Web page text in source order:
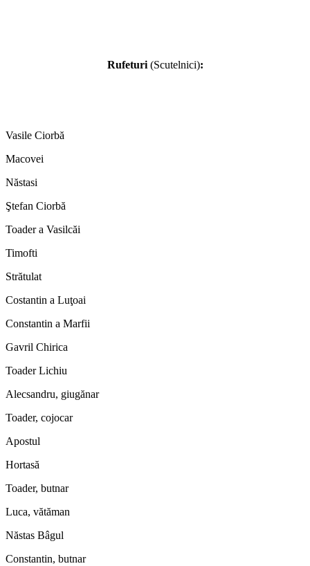
Rufeturi (Scutelnici):
Vasile Ciorbă
Macovei
Năstasi
Ştefan Ciorbă
Toader a Vasilcăi
Timofti
Strătulat
Costantin a Luţoai
Constantin a Marfii
Gavril Chirica
Toader Lichiu
Alecsandru, giugănar
Toader, cojocar
Apostul
Hortasă
Toader, butnar
Luca, vătăman
Năstas Bâgul
Constantin, butnar